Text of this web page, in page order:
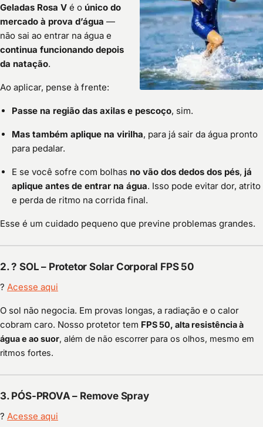
Geladas Rosa V é o único do
mercado à prova d’água —
não sai ao entrar na água e
continua funcionando depois
da natação.
Ao aplicar, pense à frente:
Passe na região das axilas e pescoço, sim.
Mas também aplique na virilha, para já sair da água pronto
para pedalar.
E se você sofre com bolhas no vão dos dedos dos pés, já
aplique antes de entrar na água. Isso pode evitar dor, atrito
e perda de ritmo na corrida final.
Esse é um cuidado pequeno que previne problemas grandes.
2. ? SOL – Protetor Solar Corporal FPS 50
? Acesse aqui
O sol não negocia. Em provas longas, a radiação e o calor
cobram caro. Nosso protetor tem FPS 50, alta resistência à
água e ao suor, além de não escorrer para os olhos, mesmo em
ritmos fortes.
3. PÓS-PROVA – Remove Spray
? Acesse aqui